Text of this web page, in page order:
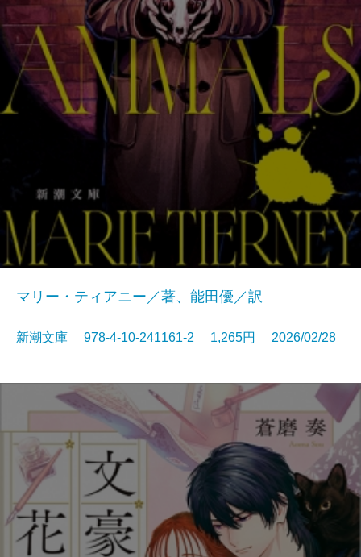
マリー・ティアニー／著、能田優／訳
新潮文庫 978-4-10-241161-2 1,265円 2026/02/28